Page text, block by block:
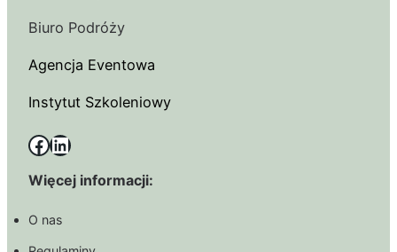
Biuro Podróży
Agencja Eventowa
Instytut Szkoleniowy
Facebook LinkedIn
Więcej informacji:
O nas